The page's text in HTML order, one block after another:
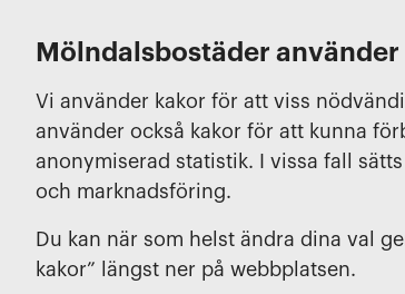
Mölndalsbostäder använder
Vi använder kakor för att viss
använder också kakor för att kunna
anonymiserad statistik. I vissa fall
och marknadsföring.
Du kan när som helst ändra dina val
kakor” längst ner på webbplatsen.